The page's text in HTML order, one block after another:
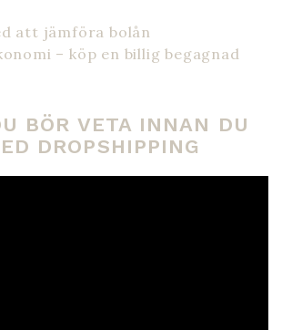
att jämföra bolån
– köp en billig begagnad
BÖR VETA INNAN DU
DROPSHIPPING